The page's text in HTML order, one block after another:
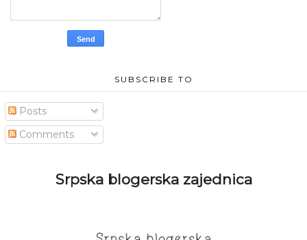
SUBSCRIBE TO
Posts
Comments
Srpska blogerska zajednica